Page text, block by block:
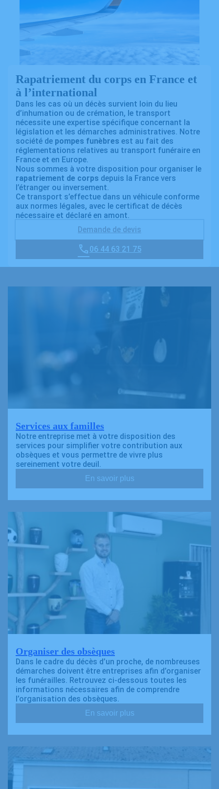
Rapatriement du corps en France et
à l’international
Dans les cas où un décès survient loin du lieu
d’inhumation ou de crémation, le transport
nécessite une expertise spécifique concernant la
législation et les démarches administratives. Notre
société de pompes funèbres est au fait des
réglementations relatives au transport funéraire en
France et en Europe.
Nous sommes à votre disposition pour organiser le
rapatriement de corps depuis la France vers
l’étranger ou inversement.
Ce transport s’effectue dans un véhicule conforme
aux normes légales, avec le certificat de décès
nécessaire et déclaré en amont.
Demande de devis
06 44 63 21 75
Services aux familles
Notre entreprise met à votre disposition des
services pour simplifier votre contribution aux
obsèques et vous permettre de vivre plus
sereinement votre deuil.
En savoir plus
Organiser des obsèques
Dans le cadre du décès d’un proche, de nombreuses
démarches doivent être entreprises afin d’organiser
les funérailles. Retrouvez ci-dessous toutes les
informations nécessaires afin de comprendre
l’organisation des obsèques.
En savoir plus